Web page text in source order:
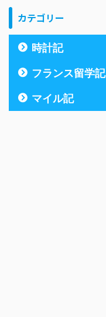
カテゴリー
時計記
フランス留学記
マイル記